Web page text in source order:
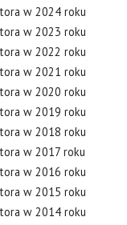
w 2024 roku
w 2023 roku
w 2022 roku
w 2021 roku
w 2020 roku
w 2019 roku
w 2018 roku
w 2017 roku
w 2016 roku
w 2015 roku
w 2014 roku